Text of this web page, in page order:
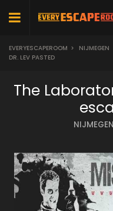
EVERYESCAPEROOM > NIJMEGEN
DR. LEV PASTED
The
NIJMEGEN